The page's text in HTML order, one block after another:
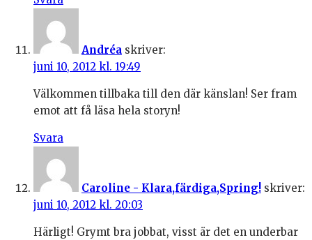
Andréa skriver:
juni 10, 2012 kl. 19:49
Välkommen tillbaka till den där känslan! Ser fram
emot att få läsa hela storyn!
Svara
Caroline - Klara,färdiga,Spring! skriver:
juni 10, 2012 kl. 20:03
Härligt! Grymt bra jobbat, visst är det en underbar